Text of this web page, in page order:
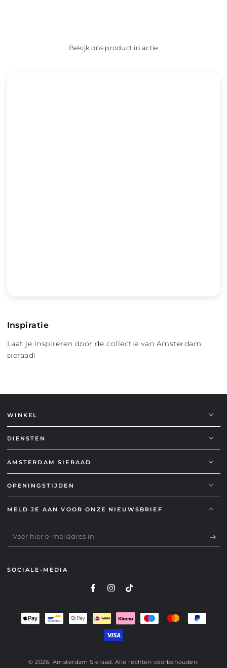
Bekijk ons product in actie
Inspiratie
Laat je inspireren door de collectie van Amsterdam
sieraad!
WINKEL
DIENSTEN
AMSTERDAM SIERAAD
OPENINGSTIJDEN
MELD JE AAN VOOR ONZE NIEUWSBRIEF
Voer
hier
SOCIALE-MEDIA
© 2026, Amsterdam Sieraad. Alle rechten voorbehouden.
Betaalmethoden